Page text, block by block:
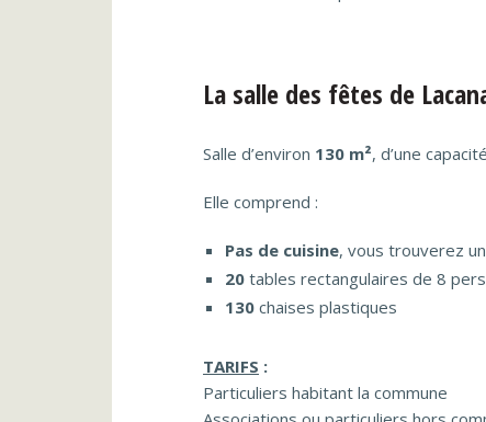
La salle des fêtes de
Salle d’environ 130 m², d’une
Elle comprend :
Pas de cuisine, vous trouverez
20 tables rectangulaires de 8
130 chaises plastiques
TARIFS :
Particuliers habitant la commune